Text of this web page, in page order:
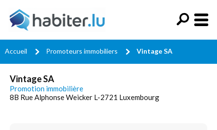
Accueil Promoteurs immobiliers Vintage SA
Vintage SA
Promotion immobilière
8B Rue Alphonse Weicker L-2721 Luxembourg